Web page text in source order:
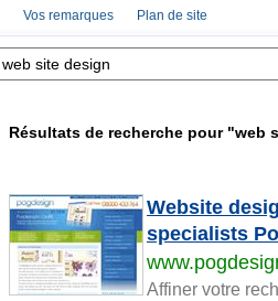
Vos remarques Plan de site
Résultats de recherche pour "web
Website
specialists
Affiner votre